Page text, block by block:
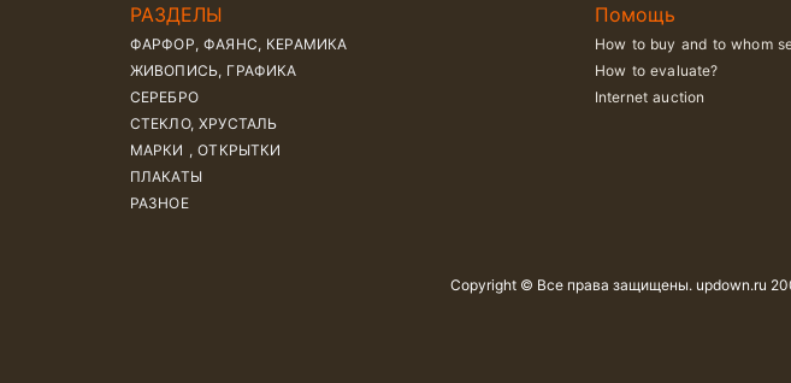
РАЗДЕЛЫ
ФАРФОР, ФАЯНС, КЕРАМИКА
ЖИВОПИСЬ, ГРАФИКА
СЕРЕБРО
СТЕКЛО, ХРУСТАЛЬ
МАРКИ , ОТКРЫТКИ
ПЛАКАТЫ
РАЗНОЕ
Помощь
How to buy and to whom
How to evaluate?
Internet auction
Copyright © Все права защищены. updown.ru